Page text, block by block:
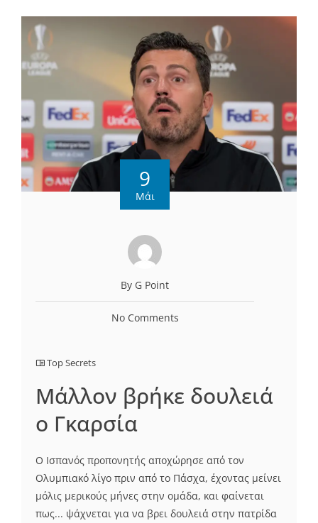
9
Μάι
By G Point
No Comments
Top Secrets
Μάλλον βρήκε δουλειά
ο Γκαρσία
Ο Ισπανός προπονητής αποχώρησε από τον
Ολυμπιακό λίγο πριν από το Πάσχα, έχοντας μείνει
μόλις μερικούς μήνες στην ομάδα, και φαίνεται
πως... ψάχνεται για να βρει δουλειά στην πατρίδα